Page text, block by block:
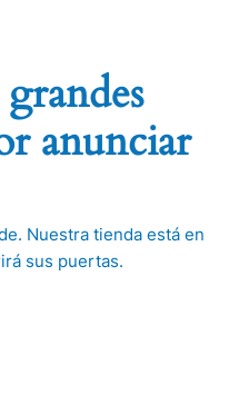
anunciar
Nuestra tienda está en
sus puertas.